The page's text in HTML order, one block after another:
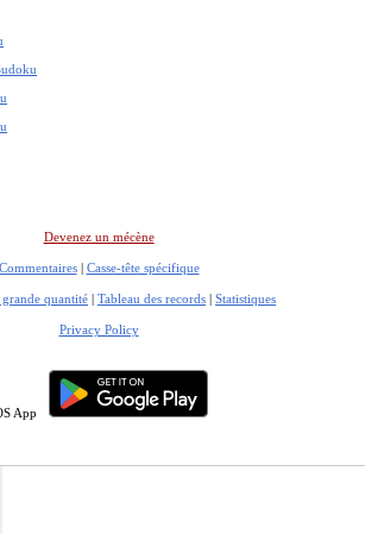
Devenez un mécène
Commentaires| Casse-tête spécifique
quantité | Tableau des records | Statistiques
Privacy Policy
App